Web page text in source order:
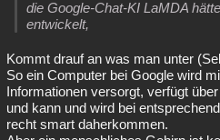
die Google-Chat-KI LaMDA
entwickelt,
Kommt drauf an was man unter
So ein Computer bei Google wird
Informationen versorgt, verfügt
und kann und wird bei
recht smart daherkommen.